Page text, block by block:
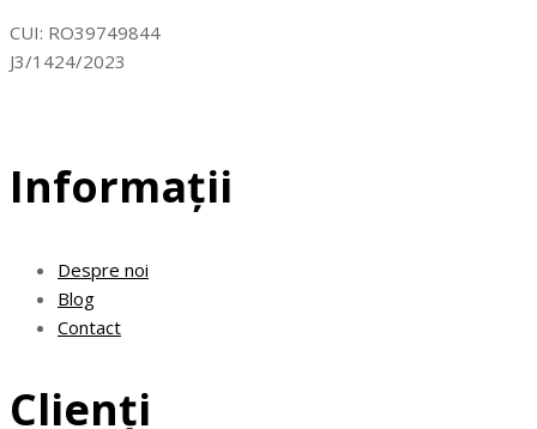
CUI: RO39749844
J3/1424/2023
Informații
Despre noi
Blog
Contact
Clienți